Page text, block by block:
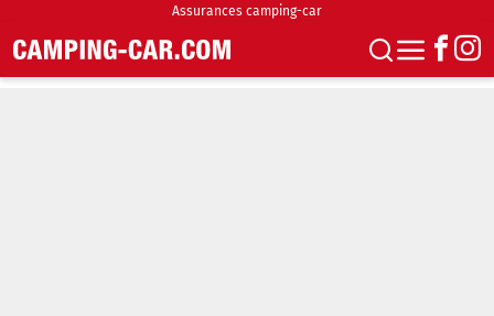
Assurances camping-car